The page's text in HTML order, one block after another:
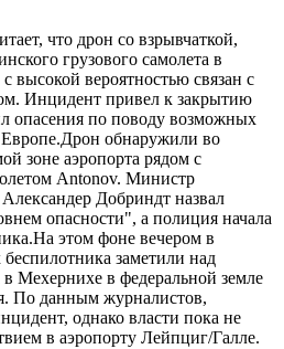
что дрон со взрывчаткой,
грузового самолета в
высокой вероятностью связан с
Инцидент привел к закрытию
опасения по поводу возможных
обнаружили во
зоне аэропорта рядом с
Antonov. Министр
Добриндт назвал
опасности", а полиция начала
этом фоне вечером в
заметили над
Мехернихе в федеральной земле
По данным журналистов,
однако власти пока не
в аэропорту Лейпциг/Галле.